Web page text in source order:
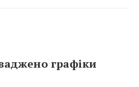
графіки